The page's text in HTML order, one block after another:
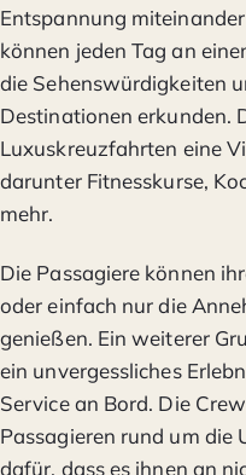
Entspannung
können jeden Tag an
die Sehenswürdigkeiten
Destinationen erkunden.
Luxuskreuzfahrten eine
darunter Fitnesskurse,
mehr.
Die Passagiere können
oder einfach nur die
genießen. Ein weiterer
ein unvergessliches
Service an Bord. Die
Passagieren rund um die
dafür, dass es ihnen an